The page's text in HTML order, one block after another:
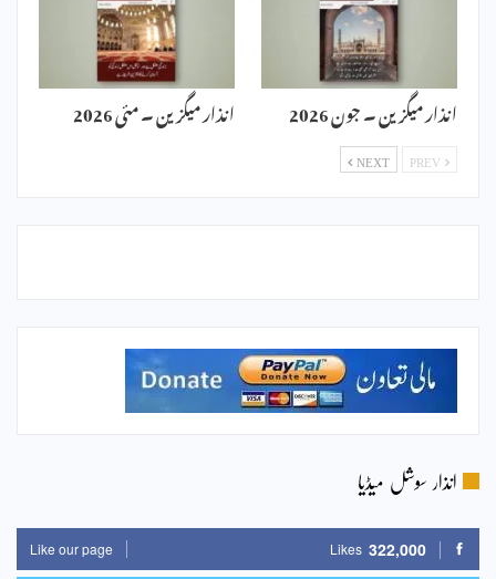
انذار میگزین ۔ جون 2026 انذار میگزین ۔ مئی 2026
NEXT
انذار سوشل میڈیا
322,000
Likes
Like our page